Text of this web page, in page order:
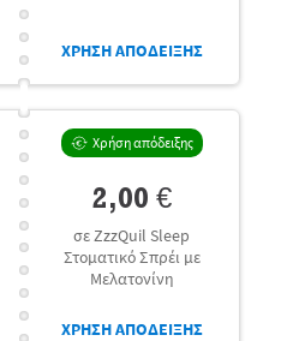
ΧΡΗΣΗ ΑΠΟΔΕΙΞΗΣ
Χρήση απόδειξης
2,00 €
σε ZzzQuil Sleep
Στοματικό Σπρέι με
Μελατονίνη
ΧΡΗΣΗ ΑΠΟΔΕΙΞΗΣ